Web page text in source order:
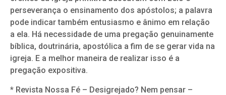
perseverança o ensinamento dos apóstolos; a palavra
pode indicar também entusiasmo e ânimo em relação
a ela. Há necessidade de uma pregação genuinamente
bíblica, doutrinária, apostólica a fim de se gerar vida na
igreja. E a melhor maneira de realizar isso é a
pregação expositiva.
* Revista Nossa Fé – Desigrejado? Nem pensar –